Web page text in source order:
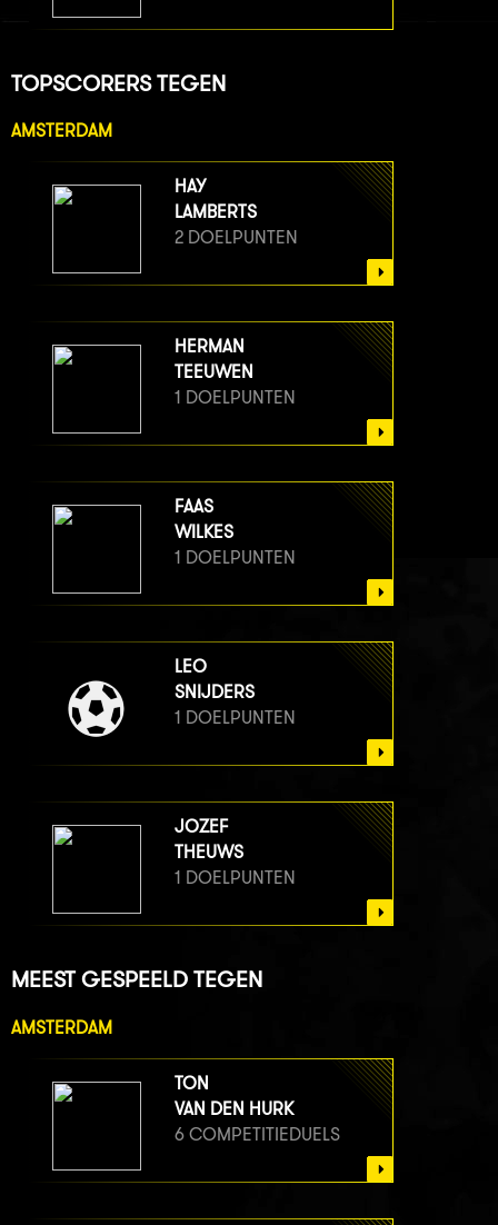
TOPSCORERS TEGEN
AMSTERDAM
HAY
LAMBERTS
2 DOELPUNTEN
HERMAN
TEEUWEN
1 DOELPUNTEN
FAAS
WILKES
1 DOELPUNTEN
LEO
SNIJDERS
1 DOELPUNTEN
JOZEF
THEUWS
1 DOELPUNTEN
MEEST GESPEELD TEGEN
AMSTERDAM
TON
VAN DEN HURK
6 COMPETITIEDUELS